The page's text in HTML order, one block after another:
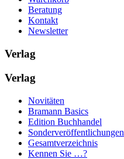
Beratung
Kontakt
Newsletter
Verlag
Verlag
Novitäten
Bramann Basics
Edition Buchhandel
Sonderveröffentlichungen
Gesamtverzeichnis
Kennen Sie …?